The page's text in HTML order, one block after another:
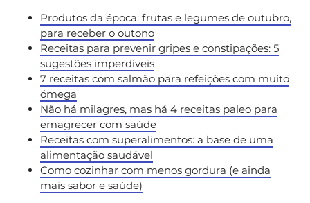
Produtos da época: frutas e legumes de outubro,
para receber o outono
Receitas para prevenir gripes e constipações: 5
sugestões imperdíveis
7 receitas com salmão para refeições com muito
ómega
Não há milagres, mas há 4 receitas paleo para
emagrecer com saúde
Receitas com superalimentos: a base de uma
alimentação saudável
Como cozinhar com menos gordura (e ainda
mais sabor e saúde)